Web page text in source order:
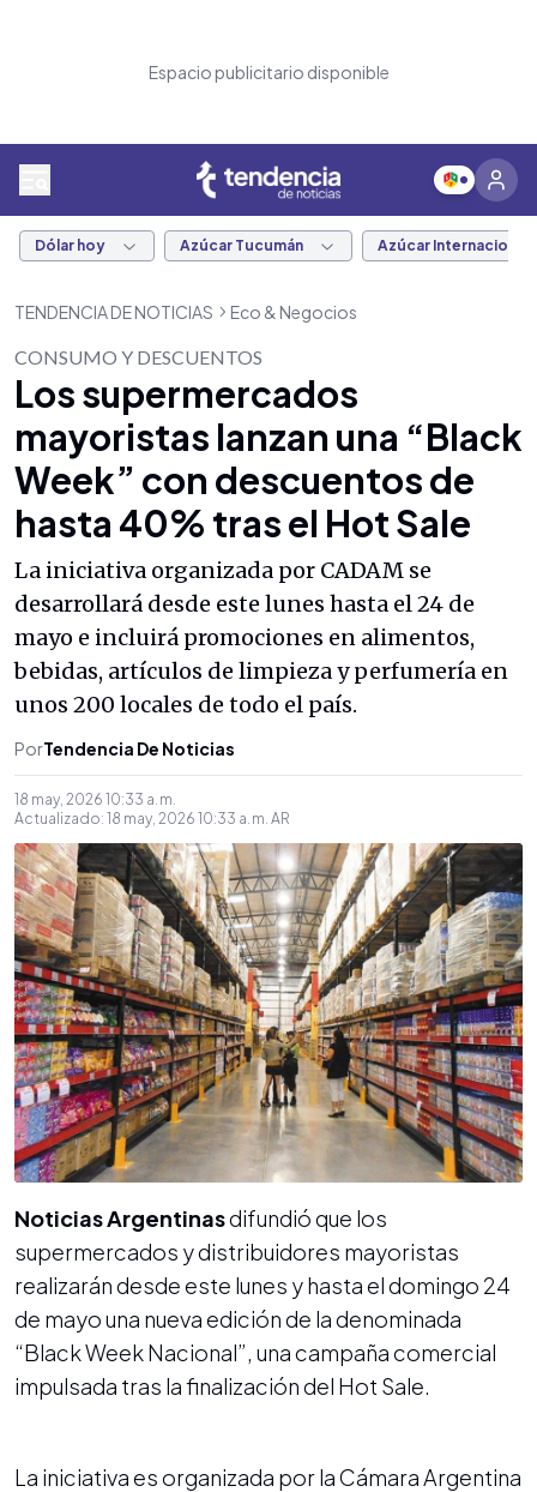
Espacio publicitario disponible
Dólar hoy Azúcar Tucumán Azúcar Internacional
TENDENCIA DE NOTICIAS Eco & Negocios
CONSUMO Y DESCUENTOS
Los supermercados
mayoristas lanzan una “Black
Week” con descuentos de
hasta 40% tras el Hot Sale
La iniciativa organizada por CADAM se
desarrollará desde este lunes hasta el 24 de
mayo e incluirá promociones en alimentos,
bebidas, artículos de limpieza y perfumería en
unos 200 locales de todo el país.
PorTendencia De Noticias
18 may, 2026 10:33 a. m.
Actualizado: 18 may, 2026 10:33 a. m. AR
Noticias Argentinasdifundió que los
supermercados y distribuidores mayoristas
realizarán desde este lunes y hasta el domingo 24
de mayo una nueva edición de la denominada
“Black Week Nacional”, una campaña comercial
impulsada tras la finalización del Hot Sale.
La iniciativa es organizada por la Cámara Argentina